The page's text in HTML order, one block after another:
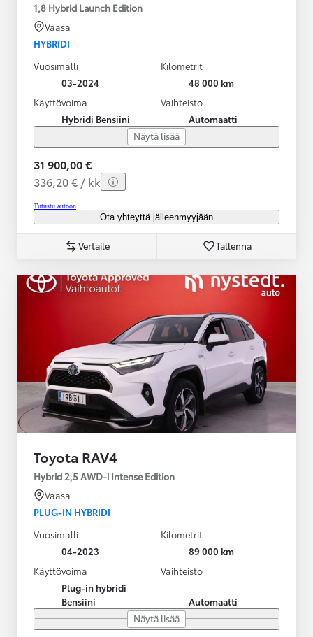
1,8 Hybrid Launch Edition
Vaasa
HYBRIDI
Vuosimalli
03-2024
Kilometrit
48 000 km
Käyttövoima
Hybridi Bensiini
Vaihteisto
Automaatti
Näytä lisää
31 900,00 €
336,20 € / kk
Tutustu autoon
Ota yhteyttä jälleenmyyjään
Vertaile Tallenna
Toyota RAV4
Hybrid 2,5 AWD-i Intense Edition
Vaasa
PLUG-IN HYBRIDI
Vuosimalli
04-2023
Kilometrit
89 000 km
Käyttövoima
Plug-in hybridi
Bensiini
Vaihteisto
Automaatti
Näytä lisää